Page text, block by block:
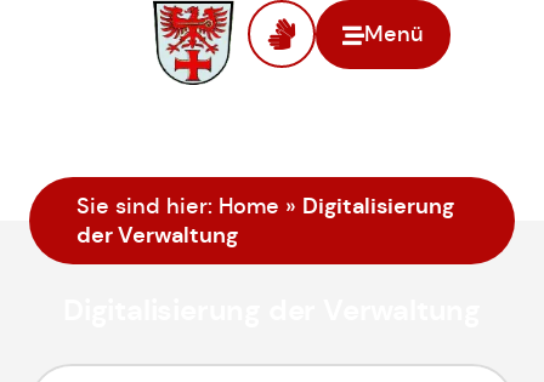
Menü
Sie sind hier: Home » Digitalisierung
der Verwaltung